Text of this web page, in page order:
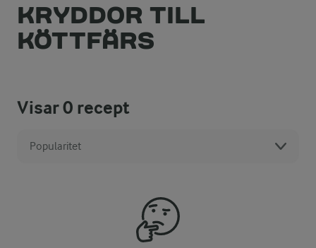
KRYDDOR TILL
KÖTTFÄRS
Visar0 recept
Popularitet